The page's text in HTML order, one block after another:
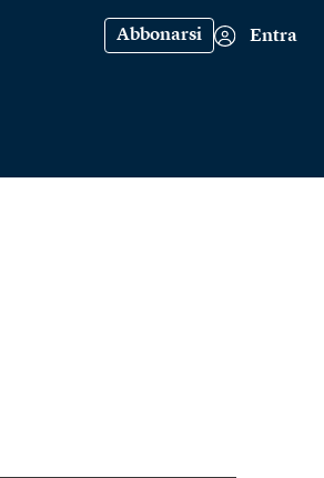
Abbonarsi Entra